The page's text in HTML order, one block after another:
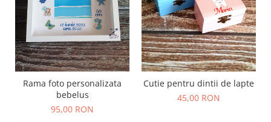
Rama foto personalizata
bebelus
95,00 RON
Cutie pentru dintii de lapte
45,00 RON